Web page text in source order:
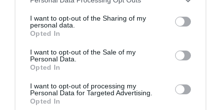
I want to opt-out of the Sharing of my
personal data.
Opted In
I want to opt-out of the Sale of my
Personal Data.
Opted In
I want to opt-out of processing my
Personal Data for Targeted Advertising.
Opted In